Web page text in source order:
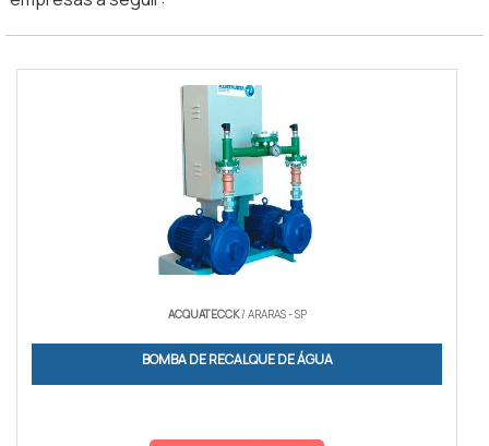
ACQUATECCK/ ARARAS - SP
BOMBA DE RECALQUE DE ÁGUA